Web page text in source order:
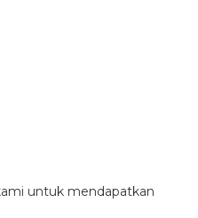
untuk mendapatkan